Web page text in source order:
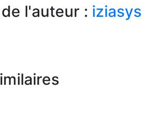
l'auteur : iziasys